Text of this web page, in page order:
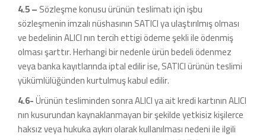
4.5 –Sözleşme konusu ürünün teslimatı için işbu
sözleşmenin imzalı nüshasının SATICI ya ulaştırılmış olması
ve bedelinin ALICI nın tercih ettigi ödeme şekli ile ödenmiş
olması şarttır. Herhangi bir nedenle ürün bedeli ödenmez
veya banka kayıtlarında iptal edilir ise, SATICI ürünün teslimi
yükümlülüğünden kurtulmuş kabul edilir.
4.6-Ürünün tesliminden sonra ALICI ya ait kredi kartının ALICI
nın kusurundan kaynaklanmayan bir şekilde yetkisiz kişilerce
haksız veya hukuka aykırı olarak kullanılması nedeni ile ilgili